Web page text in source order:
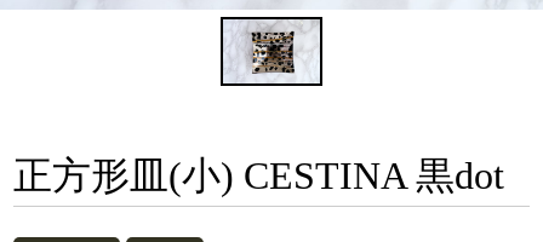
正方形皿(小) CESTINA 黒dot